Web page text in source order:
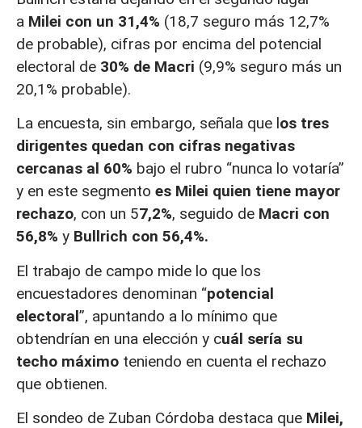
a Milei con un 31,4% (18,7 seguro más 12,7%
de probable), cifras por encima del potencial
electoral de 30% de Macri (9,9% seguro más un
20,1% probable).
La encuesta, sin embargo, señala que los tres
dirigentes quedan con cifras negativas
cercanas al 60% bajo el rubro “nunca lo votaría”
y en este segmento es Milei quien tiene mayor
rechazo, con un 57,2%, seguido de Macri con
56,8% y Bullrich con 56,4%.
El trabajo de campo mide lo que los
encuestadores denominan “potencial
electoral”, apuntando a lo mínimo que
obtendrían en una elección y cuál sería su
techo máximo teniendo en cuenta el rechazo
que obtienen.
El sondeo de Zuban Córdoba destaca que Milei,